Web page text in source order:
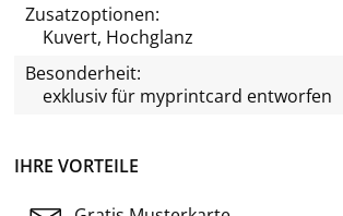
IHRE VORTEILE
Zusatzoptionen:
Kuvert, Hochglanz
Besonderheit:
exklusiv für myprintcard entworfen